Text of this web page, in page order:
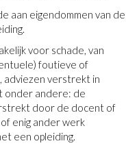
aan eigendommen van de
voor schade, van
foutieve of
adviezen verstrekt in
onder andere: de
door de docent of
enig ander werk
een opleiding.